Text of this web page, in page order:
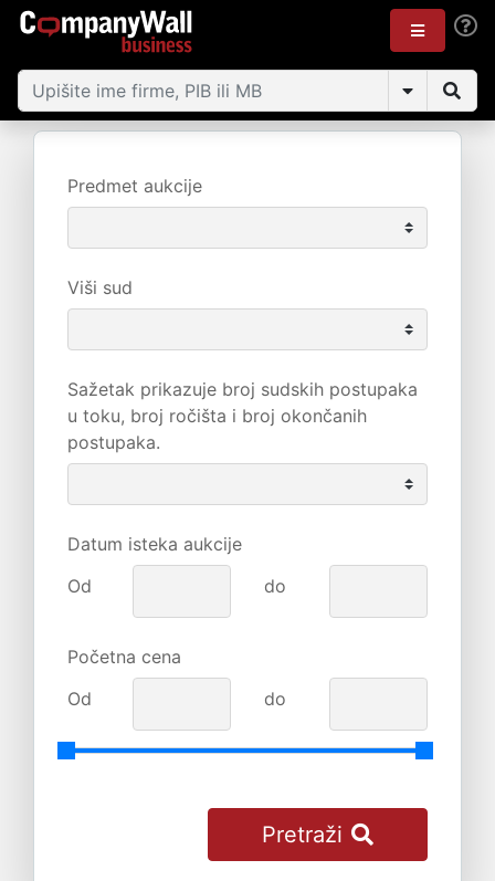
Predmet aukcije
Viši sud
Sažetak prikazuje broj sudskih postupaka
u toku, broj ročišta i broj okončanih
postupaka.
Datum isteka aukcije
Od
do
Početna cena
Od
do
Pretraži